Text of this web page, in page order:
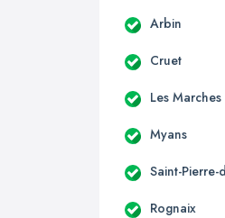
Arbin
Cruet
Les Marches
Myans
Saint-Pierre-
Rognaix